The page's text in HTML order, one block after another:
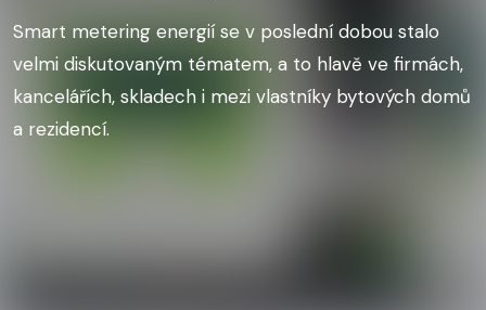
Smart metering energií se v poslední dobou stalo
velmi diskutovaným tématem, a to hlavě ve firmách,
kancelářích, skladech i mezi vlastníky bytových domů
a rezidencí.